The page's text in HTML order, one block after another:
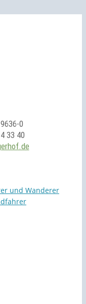
0
33 40
und Wanderer